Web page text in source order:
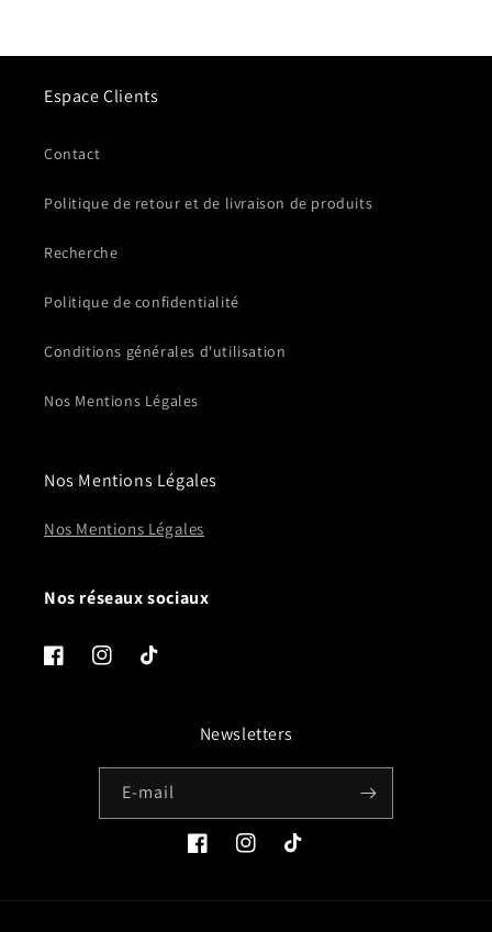
Espace Clients
Contact
Politique de retour et de livraison de produits
Recherche
Politique de confidentialité
Conditions générales d'utilisation
Nos Mentions Légales
Nos Mentions Légales
Nos Mentions Légales
Nos réseaux sociaux
FacebookInstagramTikTok
Newsletters
E-mail
FacebookInstagramTikTok